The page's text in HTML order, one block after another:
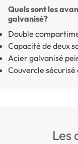
Quels sont les
galvanisé?
Double
Capacité de deux
Acier galvanisé
Couvercle
les